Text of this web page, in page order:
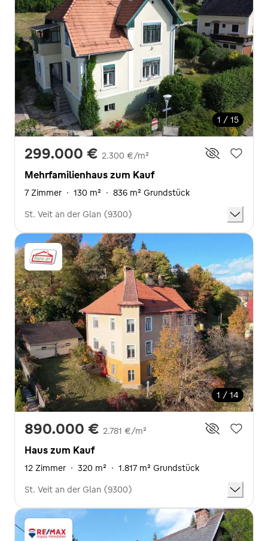
1 / 15
299.000 € 2.300 €/m²
Mehrfamilienhaus zum Kauf
7 Zimmer · 130 m² · 836 m² Grundstück
St. Veit an der Glan (9300)
1 / 14
890.000 € 2.781 €/m²
Haus zum Kauf
12 Zimmer · 320 m² · 1.817 m² Grundstück
St. Veit an der Glan (9300)